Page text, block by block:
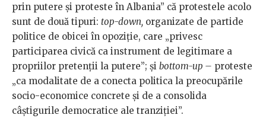
prin putere și proteste în Albania” că protestele acolo
sunt de două tipuri: top-down, organizate de partide
politice de obicei în opoziție, care „privesc
participarea civică ca instrument de legitimare a
propriilor pretenții la putere”; și bottom-up – proteste
„ca modalitate de a conecta politica la preocupările
socio-economice concrete și de a consolida
câștigurile democratice ale tranziției”.